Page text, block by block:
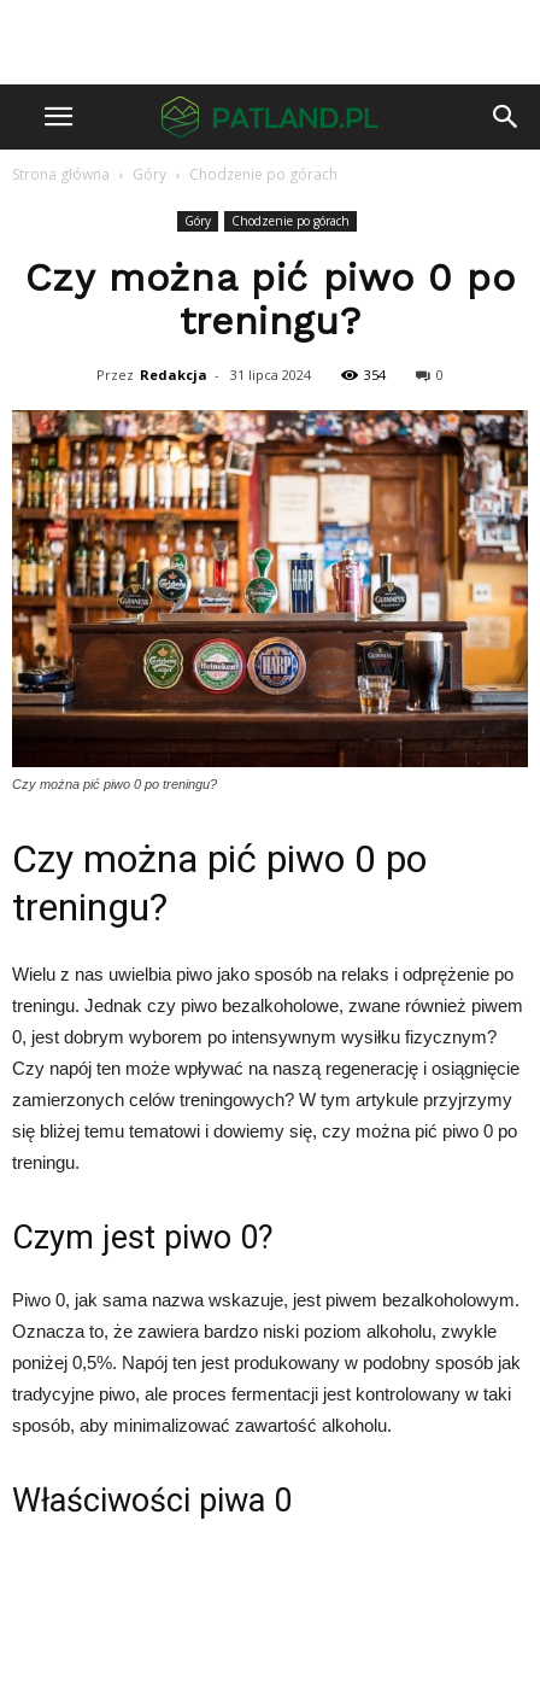
Strona główna Góry Chodzenie po górach
Góry Chodzenie po górach
Czy można pić piwo 0 po
treningu?
Przez Redakcja - 31 lipca 2024 354 0
Czy można pić piwo 0 po treningu?
Czy można pić piwo 0 po
treningu?
Wielu z nas uwielbia piwo jako sposób na relaks i odprężenie po
treningu. Jednak czy piwo bezalkoholowe, zwane również piwem
0, jest dobrym wyborem po intensywnym wysiłku fizycznym?
Czy napój ten może wpływać na naszą regenerację i osiągnięcie
zamierzonych celów treningowych? W tym artykule przyjrzymy
się bliżej temu tematowi i dowiemy się, czy można pić piwo 0 po
treningu.
Czym jest piwo 0?
Piwo 0, jak sama nazwa wskazuje, jest piwem bezalkoholowym.
Oznacza to, że zawiera bardzo niski poziom alkoholu, zwykle
poniżej 0,5%. Napój ten jest produkowany w podobny sposób jak
tradycyjne piwo, ale proces fermentacji jest kontrolowany w taki
sposób, aby minimalizować zawartość alkoholu.
Właściwości piwa 0